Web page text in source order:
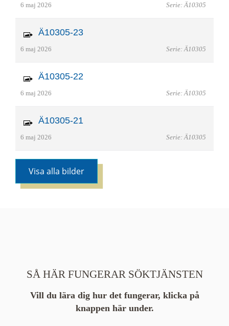
6 maj 2026 Serie: Ä10305
Ä10305-23
6 maj 2026 Serie: Ä10305
Ä10305-22
6 maj 2026 Serie: Ä10305
Ä10305-21
6 maj 2026 Serie: Ä10305
Visa alla bilder
SÅ HÄR FUNGERAR SÖKTJÄNSTEN
Vill du lära dig hur det fungerar, klicka på
knappen här under.